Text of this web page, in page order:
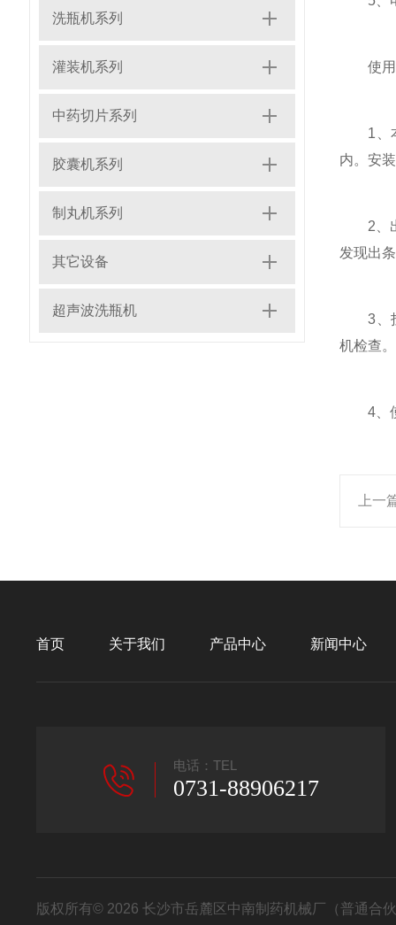
洗瓶机系列
灌装机系列
中药切片系列
胶囊机系列
制丸机系列
其它设备
超声波洗瓶机
使用
1、本
内。安
2、出
发现出
3、投
机检查。
4、使
上一
首页 关于我们 产品中心 新闻中心
电话：TEL
0731-88906217
版权所有© 2026 长沙市岳麓区中南制药机械厂（普通